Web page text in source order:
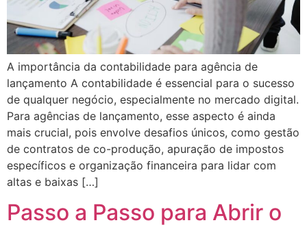
A importância da contabilidade para agência de
lançamento A contabilidade é essencial para o sucesso
de qualquer negócio, especialmente no mercado digital.
Para agências de lançamento, esse aspecto é ainda
mais crucial, pois envolve desafios únicos, como gestão
de contratos de co-produção, apuração de impostos
específicos e organização financeira para lidar com
altas e baixas […]
Passo a Passo para Abrir o